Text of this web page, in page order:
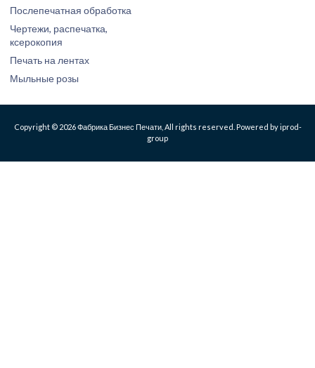
Послепечатная обработка
Чертежи, распечатка,
ксерокопия
Печать на лентах
Мыльные розы
Copyright © 2026 Фабрика Бизнес Печати, All rights reserved. Powered by iprod-
group